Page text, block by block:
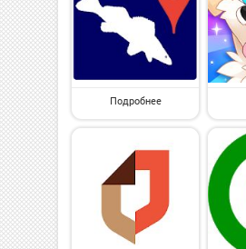
Подробнее